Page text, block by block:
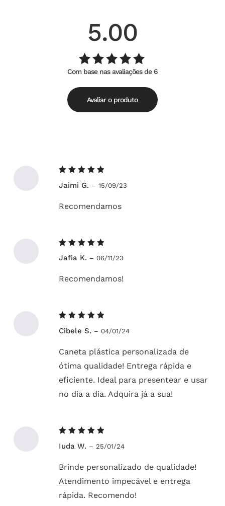
5.00
Avaliação
5.00de
5
Com base nas avaliações de 6
Avaliar o produto
5de 5
Jaimi G. – 15/09/23
Recomendamos
5de 5
Jafia K. – 06/11/23
Recomendamos!
5de 5
Cibele S. – 04/01/24
Caneta plástica personalizada de
ótima qualidade! Entrega rápida e
eficiente. Ideal para presentear e usar
no dia a dia. Adquira já a sua!
5de 5
Iuda W. – 25/01/24
Brinde personalizado de qualidade!
Atendimento impecável e entrega
rápida. Recomendo!